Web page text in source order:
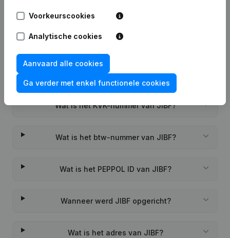
Personeel 19
Veelgestelde vragen
Wat is het KVK-nummer van JIBF?
Wat is het btw-nummer van JIBF?
Wat is het PEPPOL ID van JIBF?
Wanneer werd JIBF opgericht?
Wat is het adres van JIBF?
Voorkeurscookies
Analytische cookies
Aanvaard alle cookies
Ga verder met enkel functionele cookies